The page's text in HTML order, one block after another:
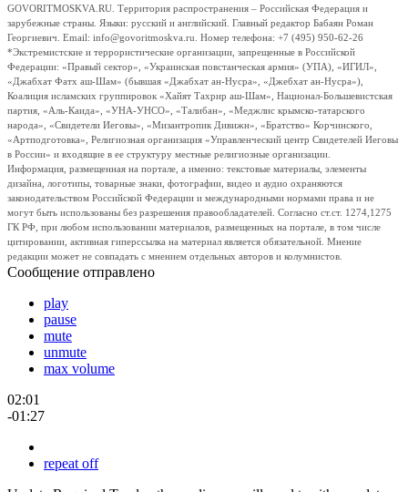
GOVORITMOSKVA.RU. Территория распространения – Российская Федерация и
зарубежные страны. Языки: русский и английский. Главный редактор Бабаян Роман
Георгиевич. Email: info@govoritmoskva.ru. Номер телефона: +7 (495) 950-62-26
*Экстремистские и террористические организации, запрещенные в Российской
Федерации: «Правый сектор», «Украинская повстанческая армия» (УПА), «ИГИЛ»,
«Джабхат Фатх аш-Шам» (бывшая «Джабхат ан-Нусра», «Джебхат ан-Нусра»),
Коалиция исламских группировок «Хайят Тахрир аш-Шам», Национал-Большевистская
партия, «Аль-Каида», «УНА-УНСО», «Талибан», «Меджлис крымско-татарского
народа», «Свидетели Иеговы», «Мизантропик Дивижн», «Братство» Корчинского,
«Артподготовка», Религиозная организация «Управленческий центр Свидетелей Иеговы
в России» и входящие в ее структуру местные религиозные организации.
Информация, размещенная на портале, а именно: текстовые материалы, элементы
дизайна, логотипы, товарные знаки, фотографии, видео и аудио охраняются
законодательством Российской Федерации и международными нормами права и не
могут быть использованы без разрешения правообладателей. Согласно ст.ст. 1274,1275
ГК РФ, при любом использовании материалов, размещенных на портале, в том числе
цитировании, активная гиперссылка на материал является обязательной. Мнение
редакции может не совпадать с мнением отдельных авторов и колумнистов.
Сообщение отправлено
play
pause
mute
unmute
max volume
02:01
-01:27
repeat off